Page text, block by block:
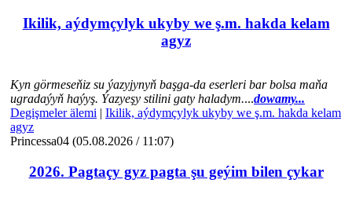
Ikilik, aýdymçylyk ukyby we ş.m. hakda kelam
agyz
Kyn görmeseňiz su ýazyjynyň başga-da eserleri bar bolsa maňa
ugradaýyň haýyş. Ýazyeşy stilini gaty haladym....dowamy...
Degişmeler älemi | Ikilik, aýdymçylyk ukyby we ş.m. hakda kelam
agyz
Princessa04 (05.08.2026 / 11:07)
2026. Pagtaçy gyz pagta şu geýim bilen çykar